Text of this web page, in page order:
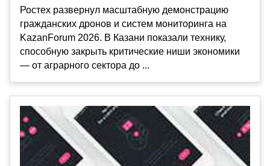
Ростех развернул масштабную демонстрацию
гражданских дронов и систем мониторинга на
KazanForum 2026. В Казани показали технику,
способную закрыть критические ниши экономики
— от аграрного сектора до ...